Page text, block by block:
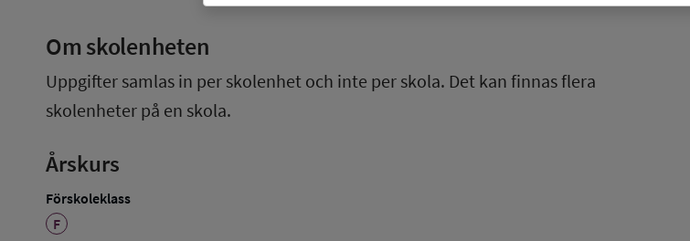
Om skolenheten
Uppgifter samlas in per skolenhet och inte per skola. Det kan finnas flera
skolenheter på en skola.
Årskurs
Förskoleklass
F